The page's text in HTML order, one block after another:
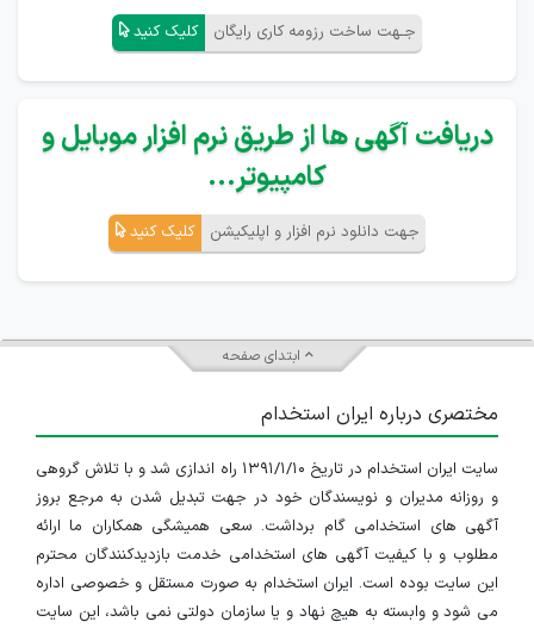
جـهت ساخت رزومه کاری رایگان کلیک کنید
دریافت آگهی ها از طریق نرم افزار موبایل و
کامپیوتر...
جهت دانلود نرم افزار و اپلیکیشن کلیک کنید
ابتدای صفحه
مختصری درباره ایران استخدام
سایت ایران استخدام در تاریخ ۱۳۹۱/۱/۱۰ راه اندازی شد و با تلاش گروهی
و روزانه مدیران و نویسندگان خود در جهت تبدیل شدن به مرجع بروز
آگهی های استخدامی گام برداشت. سعی همیشگی همکاران ما ارائه
مطلوب و با کیفیت آگهی های استخدامی خدمت بازدیدکنندگان محترم
این سایت بوده است. ایران استخدام به صورت مستقل و خصوصی اداره
می شود و وابسته به هیچ نهاد و یا سازمان دولتی نمی باشد، این سایت